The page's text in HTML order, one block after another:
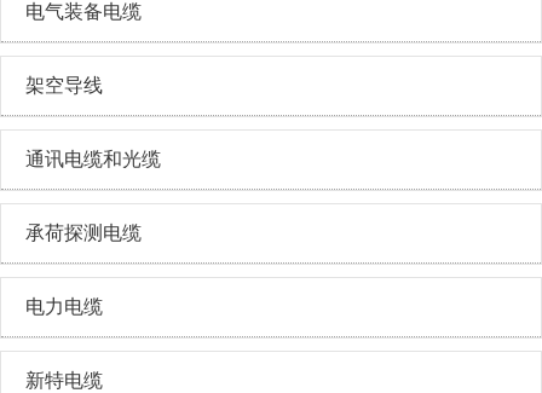
电气装备电缆
架空导线
通讯电缆和光缆
承荷探测电缆
电力电缆
新特电缆